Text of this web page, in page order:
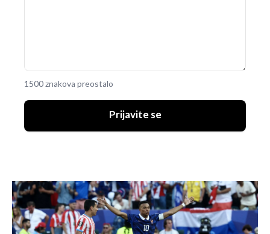
1500 znakova preostalo
Prijavite se